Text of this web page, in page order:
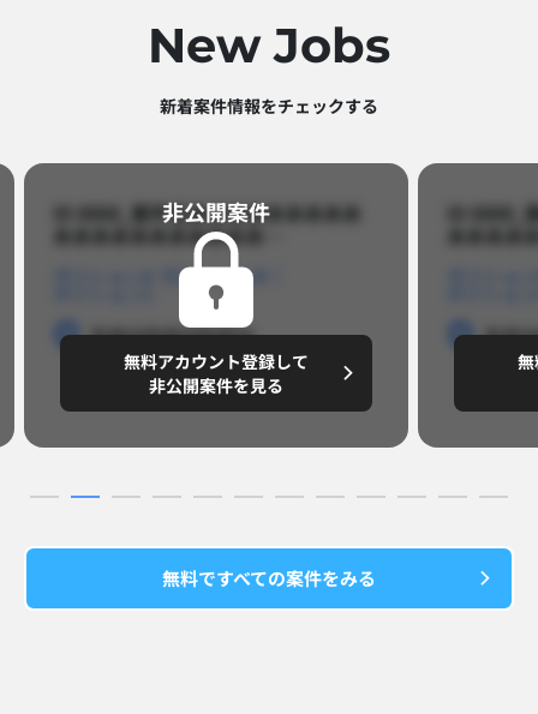
New Jobs
新着案件情報をチェックする​
ID 8888_案件名あああああああああ
あああああああああああ…​
ポジションB
勤務地勤務地勤務地
～8,888,8888円/月
非公開案件​
無料アカウント登録して
非公開案件を見る
ID
勤務地
無料ですべての案件をみる